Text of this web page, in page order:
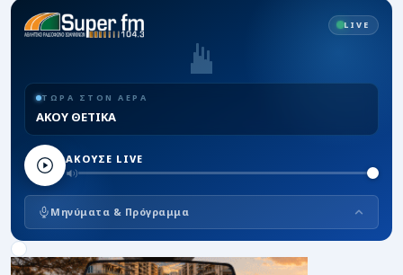
LIVE
ΤΩΡΑ ΣΤΟΝ ΑΕΡΑ
ΑΚΟΥ ΘΕΤΙΚΑ
ΑΚΟΥΣΕ LIVE
Μηνύματα & Πρόγραμμα